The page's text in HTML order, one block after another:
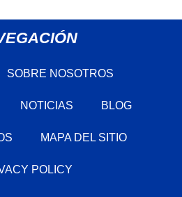
SOBRE NOSOTROS
NOTICIAS BLOG
MAPA DEL SITIO
POLICY